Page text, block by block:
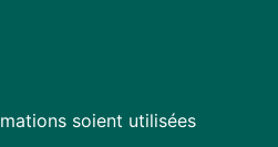
soient utilisées